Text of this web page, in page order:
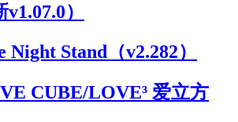
）
Stand（v2.282）
CUBE/LOVE³ 爱立方